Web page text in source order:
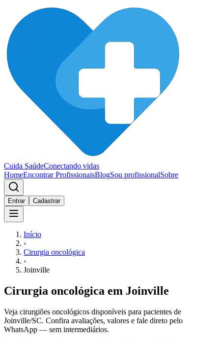
Cuida SaúdeConectando vidas
HomeEncontrar ProfissionaisBlogSou profissionalSobre
Entrar Cadastrar
Início
›
Cirurgia oncológica
›
Joinville
Cirurgia oncológica em Joinville
Veja cirurgiões oncológicos disponíveis para pacientes de
Joinville/SC. Confira avaliações, valores e fale direto pelo
WhatsApp — sem intermediários.